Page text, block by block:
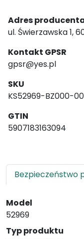
Adres
ul. Świerzawska 1,
Kontakt GPSR
gpsr@yes.pl
SKU
KS52969-BZ000-
GTIN
5907183163094
Bezpieczeństwo
Model
52969
Typ produktu